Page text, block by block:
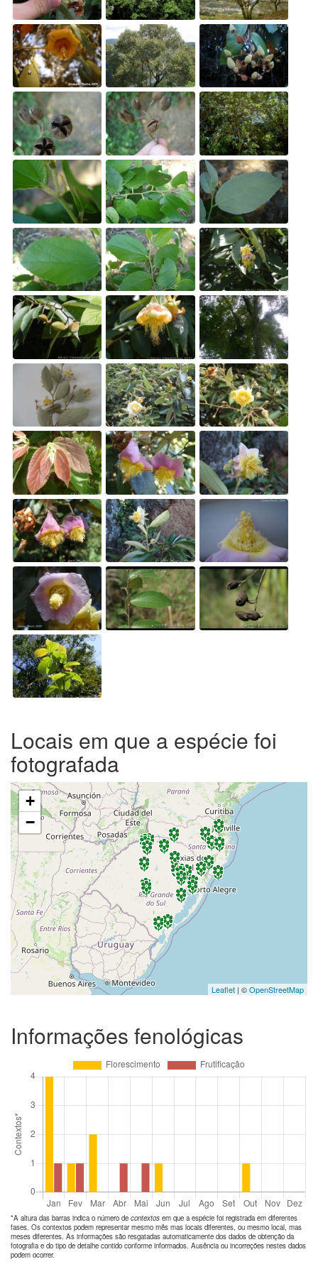
Locais em que a espécie foi
fotografada
+
−
Leaflet | ©OpenStreetMap
Informações fenológicas
*A altura das barras indica o número de contextos em que a espécie foi registrada em diferentes
fases. Os contextos podem representar mesmo mês mas locais diferentes, ou mesmo local, mas
meses diferentes. As informações são resgatadas automaticamente dos dados de obtenção da
fotografia e do tipo de detalhe contido conforme informados. Ausência ou incorreções nestes dados
podem ocorrer.